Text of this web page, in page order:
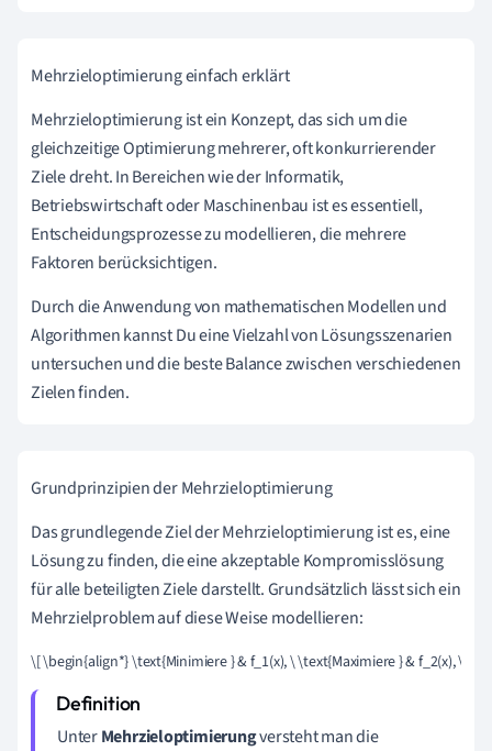
Mehrzieloptimierung einfach erklärt
Mehrzieloptimierung ist ein Konzept, das sich um die
gleichzeitige Optimierung mehrerer, oft konkurrierender
Ziele dreht. In Bereichen wie der Informatik,
Betriebswirtschaft oder Maschinenbau ist es essentiell,
Entscheidungsprozesse zu modellieren, die mehrere
Faktoren berücksichtigen.
Durch die Anwendung von mathematischen Modellen und
Algorithmen kannst Du eine Vielzahl von Lösungsszenarien
untersuchen und die beste Balance zwischen verschiedenen
Zielen finden.
Grundprinzipien der Mehrzieloptimierung
Das grundlegende Ziel der Mehrzieloptimierung ist es, eine
Lösung zu finden, die eine akzeptable Kompromisslösung
für alle beteiligten Ziele darstellt. Grundsätzlich lässt sich ein
Mehrzielproblem auf diese Weise modellieren:
\[ \begin{align*} \text{Minimiere } & f_1(x), \ \text{Maximiere } & f_2(x), \
UnterMehrzieloptimierungversteht man die